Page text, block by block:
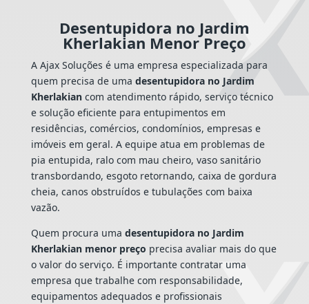
Desentupidora no Jardim
Kherlakian Menor Preço
A Ajax Soluções é uma empresa especializada para
quem precisa de uma desentupidora no Jardim
Kherlakiancom atendimento rápido, serviço técnico
e solução eficiente para entupimentos em
residências, comércios, condomínios, empresas e
imóveis em geral. A equipe atua em problemas de
pia entupida, ralo com mau cheiro, vaso sanitário
transbordando, esgoto retornando, caixa de gordura
cheia, canos obstruídos e tubulações com baixa
vazão.
Quem procura uma desentupidora no Jardim
Kherlakian menor preço precisa avaliar mais do que
o valor do serviço. É importante contratar uma
empresa que trabalhe com responsabilidade,
equipamentos adequados e profissionais